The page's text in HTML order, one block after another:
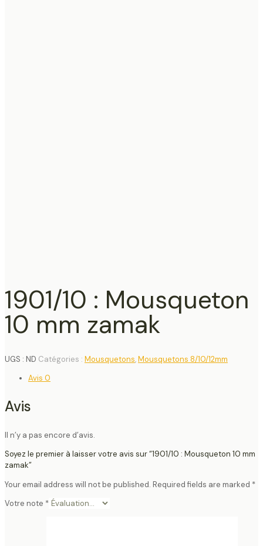
1901/10 : Mousqueton
10 mm zamak
UGS : ND Catégories : Mousquetons,Mousquetons 8/10/12mm
Avis 0
Avis
Il n’y a pas encore d’avis.
Soyez le premier à laisser votre avis sur “1901/10 : Mousqueton 10 mm
zamak”
Your email address will not be published. Required fields are marked *
Votre note *